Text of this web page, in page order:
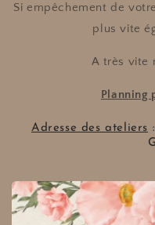
Si empêchement de
plus vite
A très vite
Planning
Adresse des ateliers